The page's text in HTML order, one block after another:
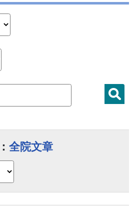
全院文章